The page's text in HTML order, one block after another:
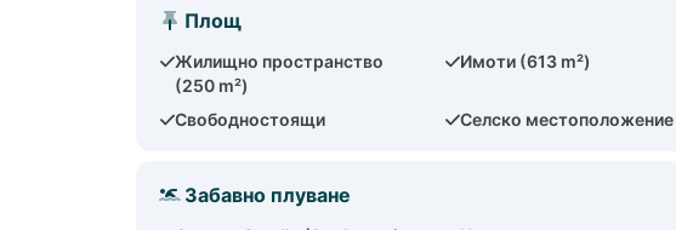
Площ
Жилищно пространство
(250 m²)
Имоти (613 m²)
Свободностоящи
Селско местоположение
Забавно плуване